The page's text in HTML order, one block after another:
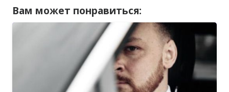
Вам может понравиться: